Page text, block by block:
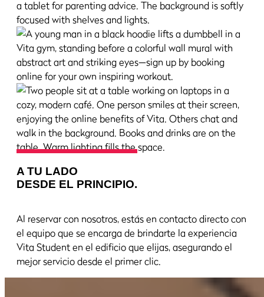
A TU LADO
DESDE EL PRINCIPIO.
Al reservar con nosotros, estás en contacto directo con
el equipo que se encarga de brindarte la experiencia
Vita Student en el edificio que elijas, asegurando el
mejor servicio desde el primer clic.